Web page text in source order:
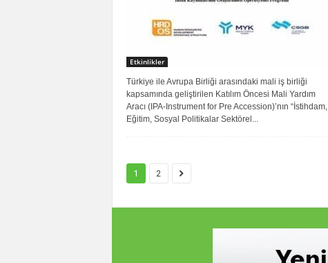
Etkinlikler
Türkiye ile Avrupa Birliği arasındaki mali iş birliği
kapsamında geliştirilen Katılım Öncesi Mali Yardım
Aracı (IPA-Instrument for Pre Accession)’nın “İstihdam,
Eğitim, Sosyal Politikalar Sektörel...
1 2